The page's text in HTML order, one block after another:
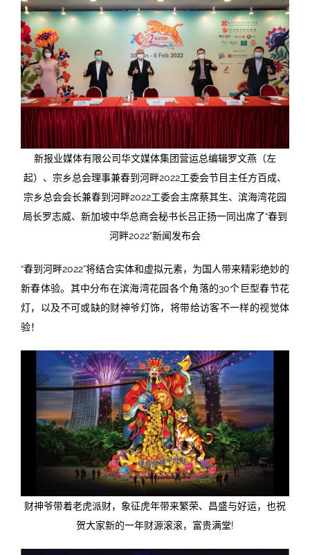
新报业媒体有限公司华文媒体集团营运总编辑罗文燕（左
起）、宗乡总会理事兼春到河畔2022工委会节目主任方百成、
宗乡总会会长兼春到河畔2022工委会主席蔡其生、滨海湾花园
局长罗志威、新加坡中华总商会秘书长吕正扬一同出席了“春到
河畔2022”新闻发布会
“春到河畔2022”将结合实体和虚拟元素，为国人带来精彩绝妙的
新春体验。其中分布在滨海湾花园各个角落的30个巨型春节花
灯，以及不可或缺的财神爷灯饰，将带给访客不一样的视觉体
验！
财神爷带着老虎派财，象征虎年带来繁荣、昌盛与好运，也祝
贺大家新的一年财源滚滚，富贵满堂!